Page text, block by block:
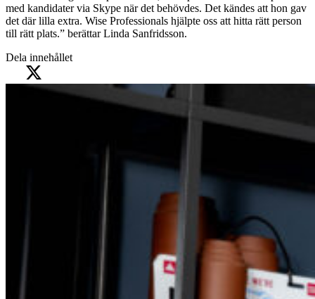
med kandidater via Skype när det behövdes. Det kändes att hon gav
det där lilla extra. Wise Professionals hjälpte oss att hitta rätt person
till rätt plats.” berättar Linda Sanfridsson.
Dela innehållet